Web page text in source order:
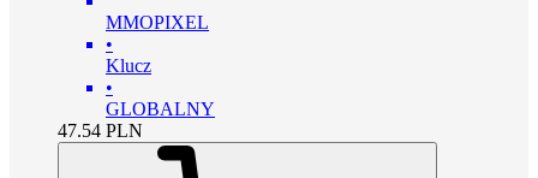
MMOPIXEL
•
Klucz
•
GLOBALNY
47.54 PLN